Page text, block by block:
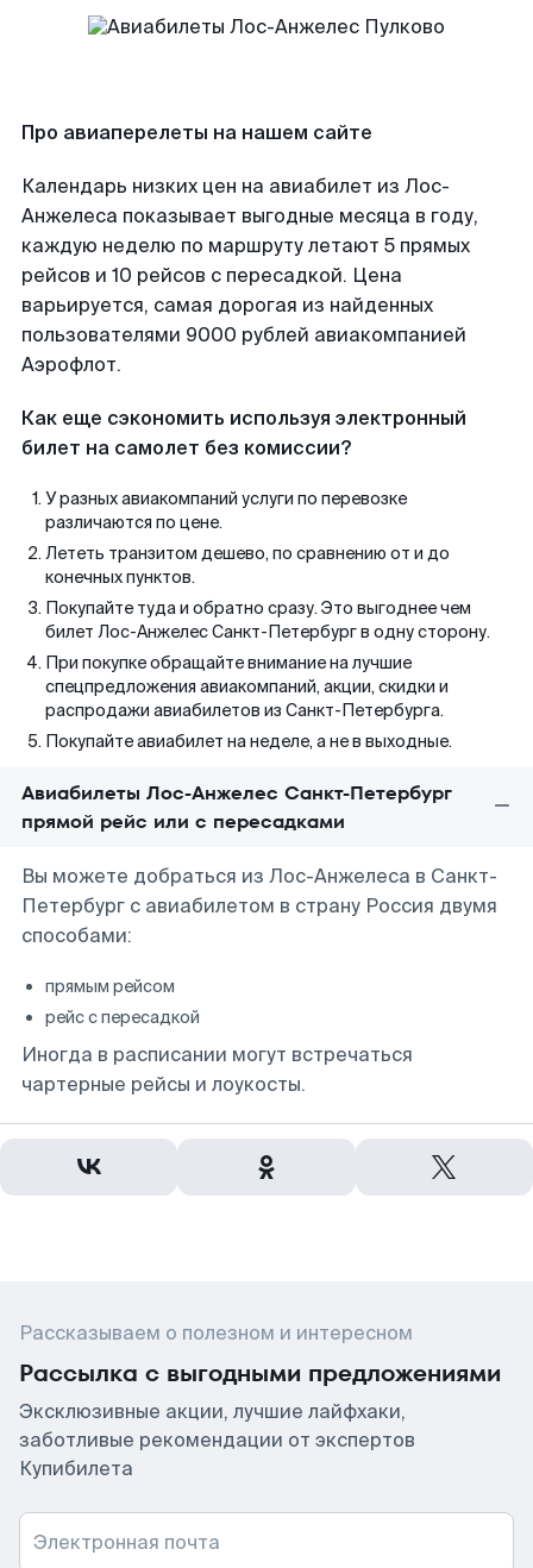
Про авиаперелеты на нашем сайте
Календарь низких цен на авиабилет из Лос-
Анжелеса показывает выгодные месяца в году,
каждую неделю по маршруту летают 5 прямых
рейсов и 10 рейсов с пересадкой. Цена
варьируется, самая дорогая из найденных
пользователями 9000 рублей авиакомпанией
Аэрофлот.
Как еще сэкономить используя электронный
билет на самолет без комиссии?
У разных авиакомпаний услуги по перевозке
различаются по цене.
Лететь транзитом дешево, по сравнению от и до
конечных пунктов.
Покупайте туда и обратно сразу. Это выгоднее чем
билет Лос-Анжелес Санкт-Петербург в одну сторону.
При покупке обращайте внимание на лучшие
спецпредложения авиакомпаний, акции, скидки и
распродажи авиабилетов из Санкт-Петербурга.
Покупайте авиабилет на неделе, а не в выходные.
Авиабилеты Лос-Анжелес Санкт-Петербург
прямой рейс или с пересадками
Вы можете добраться из Лос-Анжелеса в Санкт-
Петербург с авиабилетом в страну Россия двумя
способами:
прямым рейсом
рейс с пересадкой
Иногда в расписании могут встречаться
чартерные рейсы и лоукосты.
Рассказываем о полезном и интересном
Рассылка с выгодными предложениями
Эксклюзивные акции, лучшие лайфхаки,
заботливые рекомендации от экспертов
Купибилета
Электронная почта